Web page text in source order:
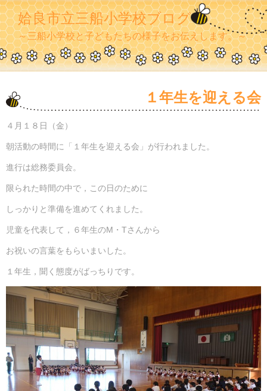
姶良市立三船小学校ブログ
～三船小学校と子どもたちの様子をお伝えします。～
１年生を迎える会
４月１８日（金）
朝活動の時間に「１年生を迎える会」が行われました。
進行は総務委員会。
限られた時間の中で，この日のために
しっかりと準備を進めてくれました。
児童を代表して，６年生のM・Tさんから
お祝いの言葉をもらいまいした。
１年生，聞く態度がばっちりです。